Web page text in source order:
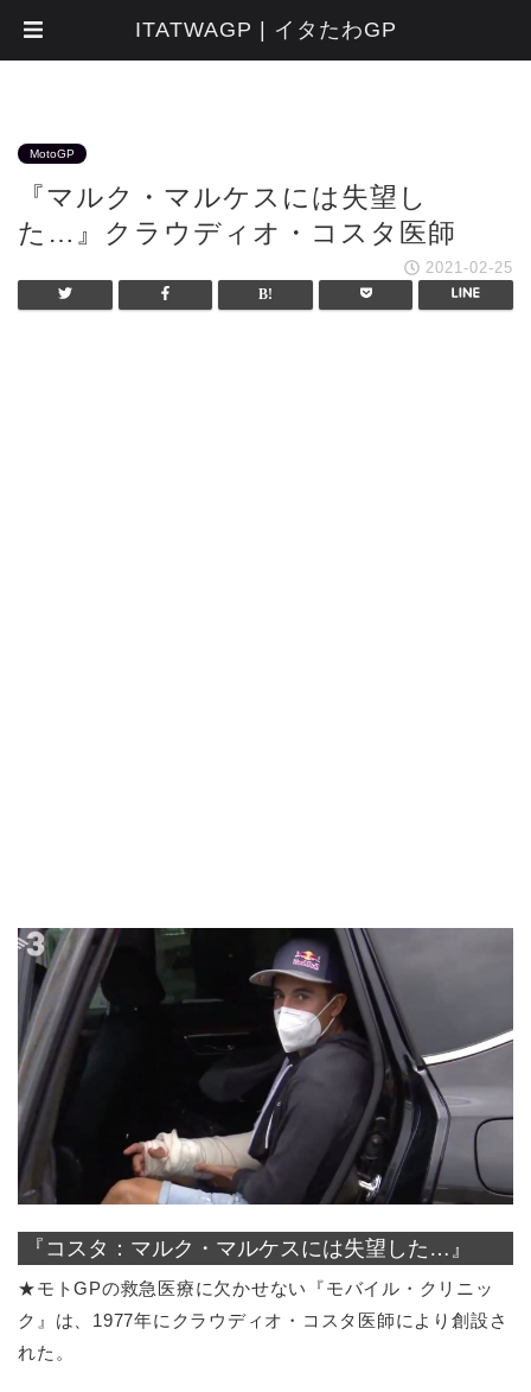
MotoGP
『マルク・マルケスには失望し
た…』クラウディオ・コスタ医師
2021-02-25
『コスタ：マルク・マルケスには失望した…』
★モトGPの救急医療に欠かせない『モバイル・クリニッ
ク』は、1977年にクラウディオ・コスタ医師により創設さ
れた。
ITATWAGP | イタたわGP